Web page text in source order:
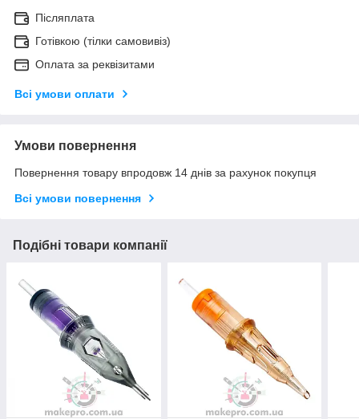
Післяплата
Готівкою (тілки самовивіз)
Оплата за реквізитами
Всі умови оплати
Умови повернення
Повернення товару впродовж 14 днів за рахунок покупця
Всі умови повернення
Подібні товари компанії